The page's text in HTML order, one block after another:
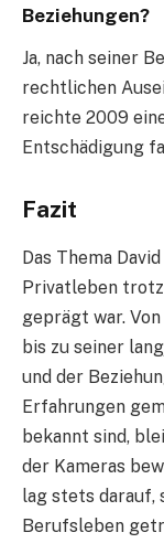
Beziehungen?
Ja, nach seiner
rechtlichen
reichte 2009
Entschädigung
Fazit
Das Thema
Privatleben
geprägt war.
bis zu seiner
und der
Erfahrungen
bekannt sind,
der Kameras
lag stets darauf,
Berufsleben